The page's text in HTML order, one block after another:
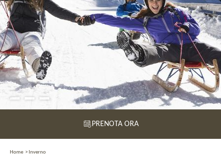
PRENOTA ORA
Home > Inverno